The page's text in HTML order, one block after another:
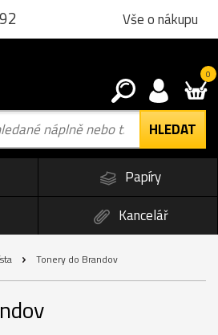
Vše o nákupu
0
Papíry
Kancelář
Tonery do Brandov